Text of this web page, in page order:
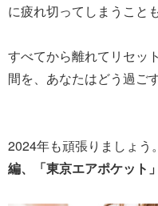
に疲れ切ってしまうこと
すべてから離れてリセッ
間を、あなたはどう過ご
2024年も頑張りましょう。
編、「東京エアポケット